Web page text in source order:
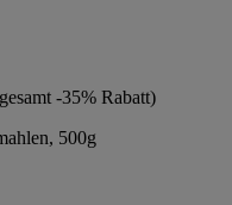
-35% Rabatt)
500g